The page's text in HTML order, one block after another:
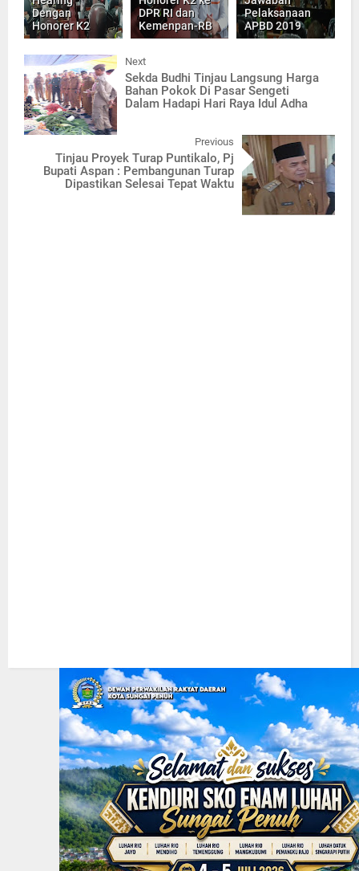
Dengan
Honorer K2
DPR RI dan
Kemenpan-RB
Pelaksanaan
APBD 2019
Next
Sekda Budhi Tinjau Langsung Harga
Bahan Pokok Di Pasar Sengeti
Dalam Hadapi Hari Raya Idul Adha
Previous
Tinjau Proyek Turap Puntikalo, Pj
Bupati Aspan : Pembangunan Turap
Dipastikan Selesai Tepat Waktu